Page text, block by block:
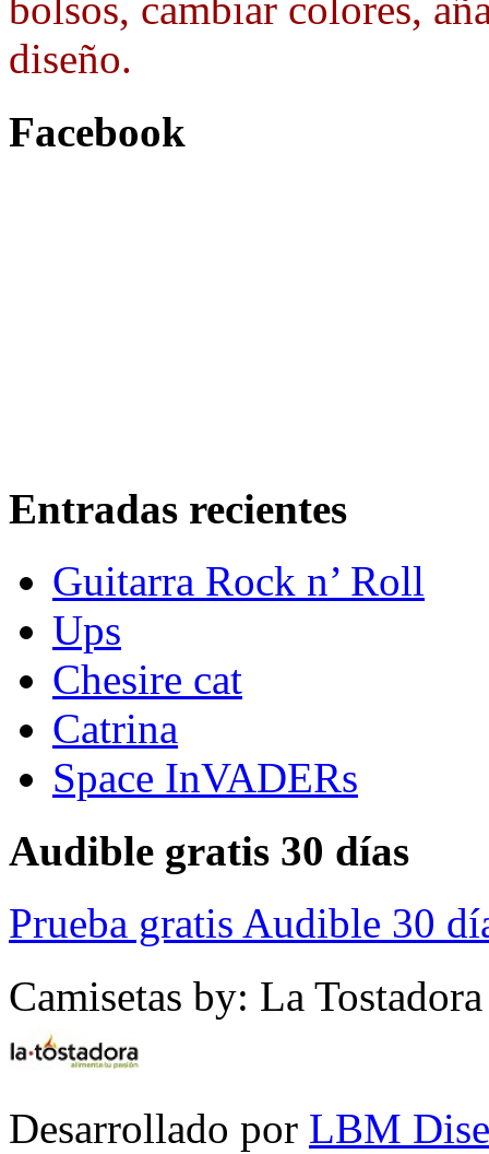
bolsos, cambiar colores,
diseño.
Facebook
Entradas recientes
Guitarra Rock n’ Roll
Ups
Chesire cat
Catrina
Space InVADERs
Audible gratis 30 días
Prueba gratis Audible 30
Camisetas by: La Tostadora
Desarrollado por LBM